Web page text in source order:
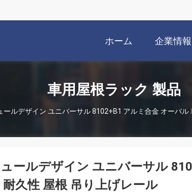
ホーム 企業情報
車用屋根ラック 製品
ールデザイン ユニバーサル 8102+B1 アルミ合金 オーバ
ールデザイン ユニバーサル
耐久性 屋根 吊り上げレール